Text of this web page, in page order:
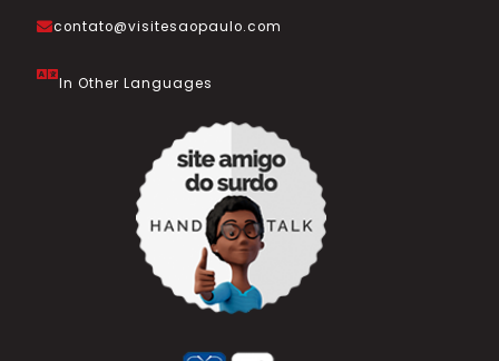
contato@visitesaopaulo.com
In Other Languages